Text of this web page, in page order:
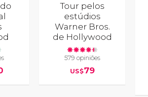
Tour pelos
estúdios
Warner Bros.
de Hollywood
579 opiniões
US$79